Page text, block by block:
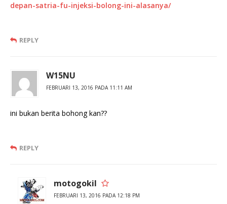
depan-satria-fu-injeksi-bolong-ini-alasanya/
REPLY
W15NU
FEBRUARI 13, 2016 PADA 11:11 AM
ini bukan berita bohong kan??
REPLY
motogokil
FEBRUARI 13, 2016 PADA 12:18 PM